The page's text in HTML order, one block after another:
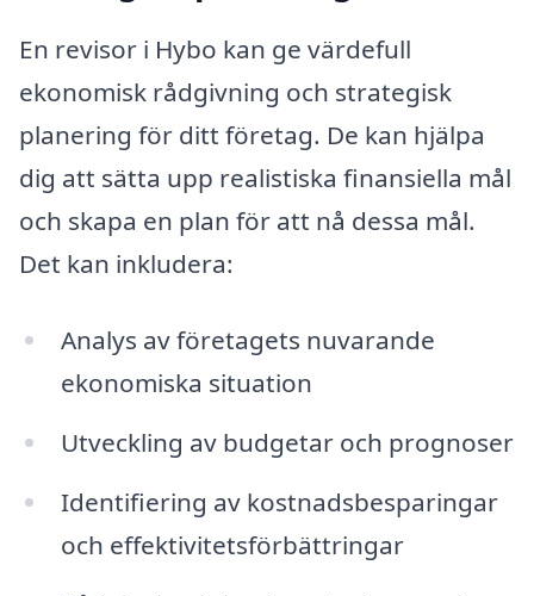
En revisor i Hybo kan ge värdefull
ekonomisk rådgivning och strategisk
planering för ditt företag. De kan hjälpa
dig att sätta upp realistiska finansiella mål
och skapa en plan för att nå dessa mål.
Det kan inkludera:
Analys av företagets nuvarande
ekonomiska situation
Utveckling av budgetar och prognoser
Identifiering av kostnadsbesparingar
och effektivitetsförbättringar